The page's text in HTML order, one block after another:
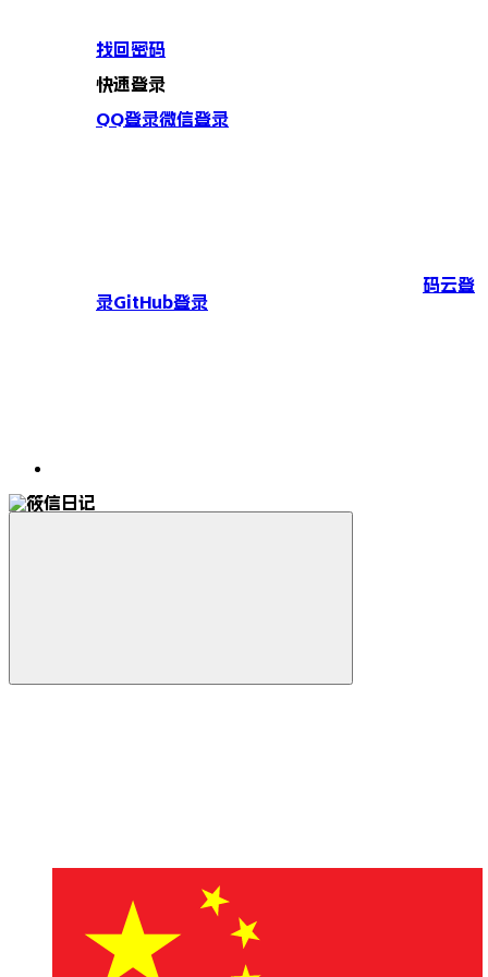
找回密码
快速登录
QQ登录微信登录
码云登
录GitHub登录